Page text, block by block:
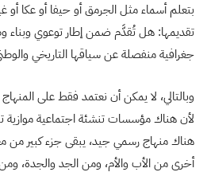
بتعلم أسماء مثل الجرمق أو حيفا أو عكا أو
تقديمها: هل تُقدَّم ضمن إطار توعوي وبناء
جغرافية منفصلة عن سياقها التاريخي
وبالتالي، لا يمكن أن نعتمد فقط على
لأن هناك مؤسسات تنشئة اجتماعية موازية
هناك منهاج رسمي جيد، يبقى جزء كبير من
أخرى من الأب والأم، ومن الجد والجدة،